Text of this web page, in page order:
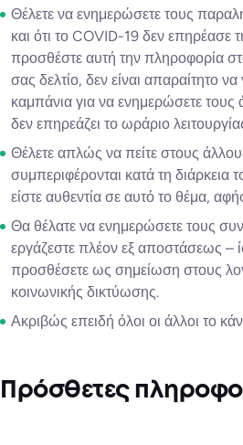
Θέλετε να ενημερώσετε τους
και ότι το COVID-19 δεν επηρέασε
προσθέστε αυτή την πληροφορία
σας δελτίο, δεν είναι απαραίτητο
καμπάνια για να ενημερώσετε τους
δεν επηρεάζει το ωράριο
Θέλετε απλώς να πείτε στους
συμπεριφέρονται κατά τη διάρκεια
είστε αυθεντία σε αυτό το θέμα,
Θα θέλατε να ενημερώσετε τους
εργάζεστε πλέον εξ αποστάσεως –
προσθέσετε ως σημείωση στους
κοινωνικής δικτύωσης.
Ακριβώς επειδή όλοι οι άλλοι το
Πρόσθετες